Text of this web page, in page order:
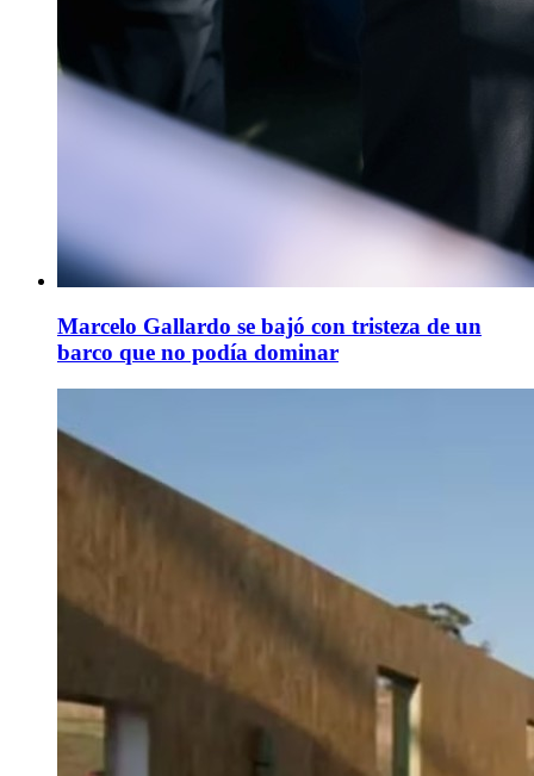
Marcelo Gallardo se bajó con tristeza de un
barco que no podía dominar